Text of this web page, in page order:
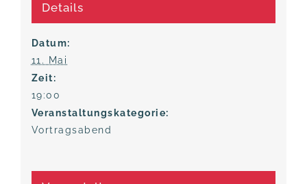
Details
Datum:
11. Mai
Zeit:
19:00
Veranstaltungskategorie:
Vortragsabend